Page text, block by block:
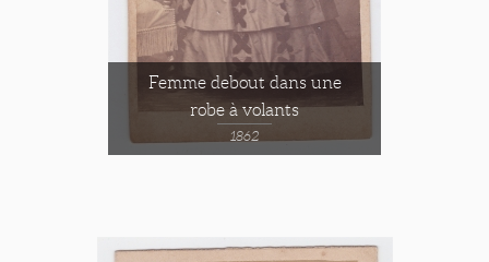
Femme debout dans une
robe à volants
1862